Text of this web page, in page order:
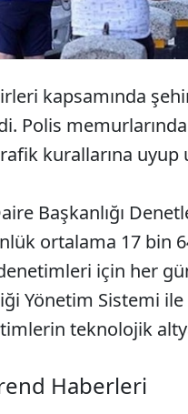
kapsamında
Polis
kurallarına uyup
Başkanlığı
ortalama 17 bin
denetimleri için her
Yönetim Sistemi
teknolojik
Haberleri